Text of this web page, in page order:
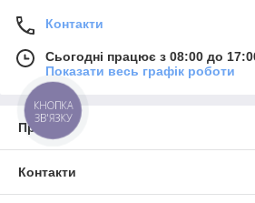
Контакти
Сьогодні працює з 08:00 до
Показати весь графік роботи
Про нас
Контакти
КНОПКА
ЗВ'ЯЗКУ